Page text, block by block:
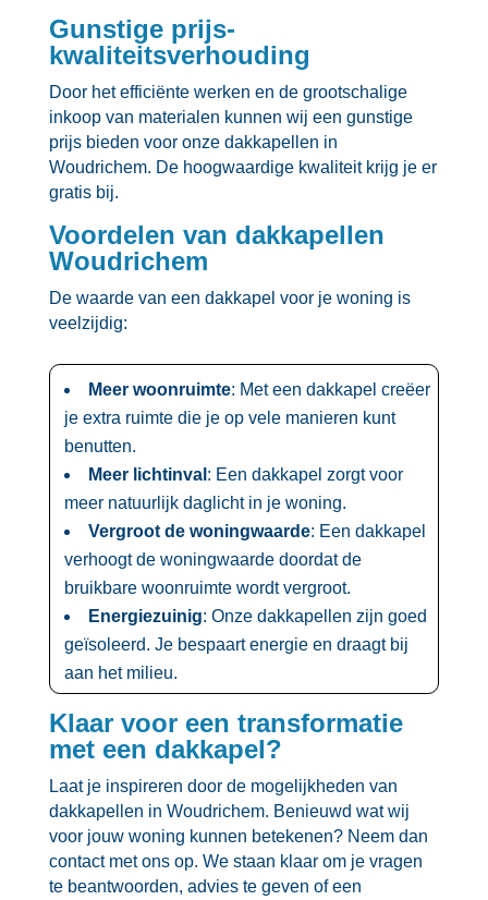
Gunstige prijs-
kwaliteitsverhouding
Door het efficiënte werken en de grootschalige
inkoop van materialen kunnen wij een gunstige
prijs bieden voor onze dakkapellen in
Woudrichem.​ De hoogwaardige kwaliteit krijg je er
gratis bij.​
Voordelen van dakkapellen
Woudrichem
De waarde van een dakkapel voor je woning is
veelzijdig:
Meer woonruimte: Met een dakkapel creëer
je extra ruimte die je op vele manieren kunt
benutten.​
Meer lichtinval : Een dakkapel zorgt voor
meer natuurlijk daglicht in je woning.​
Vergroot de woningwaarde: Een dakkapel
verhoogt de woningwaarde doordat de
bruikbare woonruimte wordt vergroot.​
Energiezuinig: Onze dakkapellen zijn goed
geïsoleerd.​ Je bespaart energie en draagt bij
aan het milieu.​
Klaar voor een transformatie
met een dakkapel?
Laat je inspireren door de mogelijkheden van
dakkapellen in Woudrichem.​ Benieuwd wat wij
voor jouw woning kunnen betekenen? Neem dan
contact met ons op.​ We staan klaar om je vragen
te beantwoorden, advies te geven of een